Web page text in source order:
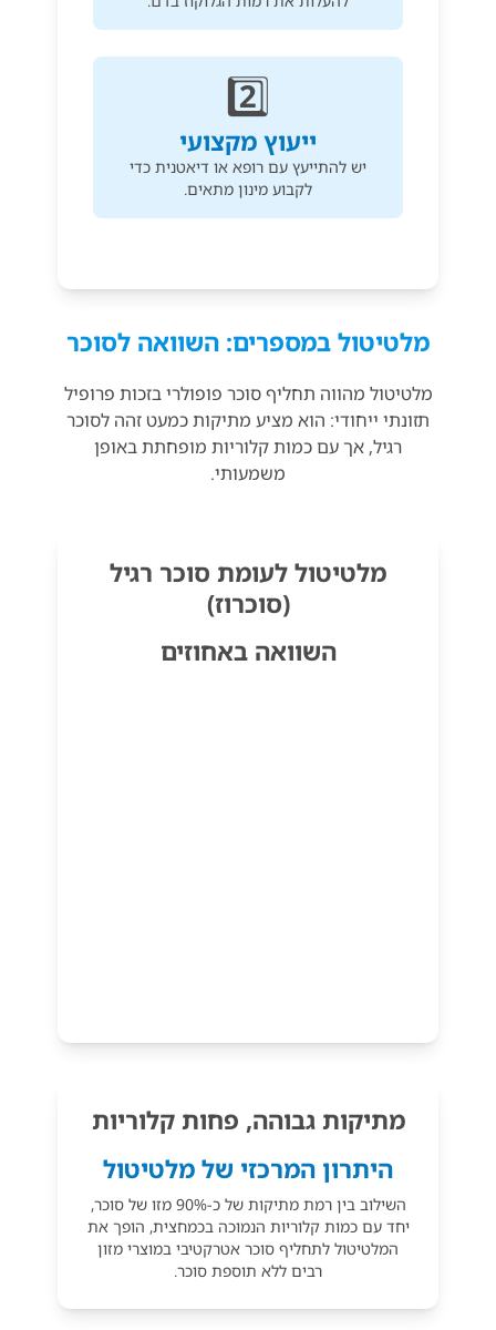
2️⃣
ייעוץ מקצועי
יש להתייעץ עם רופא או דיאטנית כדי
לקבוע מינון מתאים.
מלטיטול במספרים: השוואה לסוכר
מלטיטול מהווה תחליף סוכר פופולרי בזכות פרופיל
תזונתי ייחודי: הוא מציע מתיקות כמעט זהה לסוכר
רגיל, אך עם כמות קלוריות מופחתת באופן
משמעותי.
מלטיטול לעומת סוכר רגיל
(סוכרוז)
השוואה באחוזים
מתיקות גבוהה, פחות קלוריות
היתרון המרכזי של מלטיטול
השילוב בין רמת מתיקות של כ-90% מזו של סוכר,
יחד עם כמות קלוריות הנמוכה בכמחצית, הופך את
המלטיטול לתחליף סוכר אטרקטיבי במוצרי מזון
רבים ללא תוספת סוכר.